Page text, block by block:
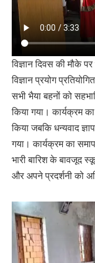
विज्ञान दिवस की मौके
विज्ञान प्रयोग
सभी भैया बहनों को
किया गया। कार्यक्रम
किया जबकि धन्यवाद
गया। कार्यक्रम का
भारी बारिश के बावजूद
और अपने प्रदर्शनी को